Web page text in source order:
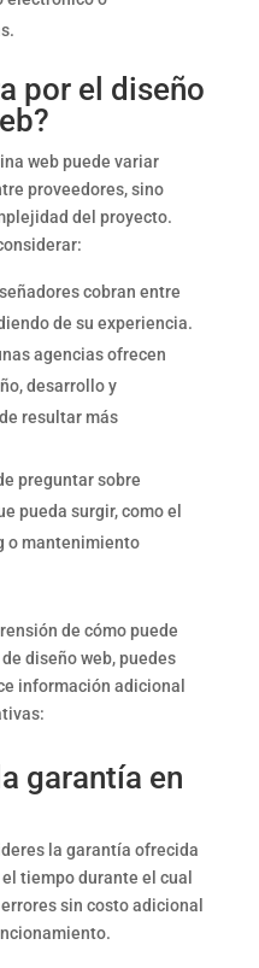
por el diseño
web puede variar
proveedores, sino
del proyecto.
cobran entre
de su experiencia.
agencias ofrecen
desarrollo y
resultar más
preguntar sobre
pueda surgir, como el
o mantenimiento
de cómo puede
diseño web, puedes
información adicional
garantía en
la garantía ofrecida
tiempo durante el cual
sin costo adicional